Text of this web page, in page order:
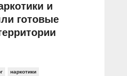
и
готовые
наркотики